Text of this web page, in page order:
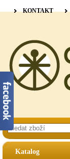
Katalog
KONTAKT